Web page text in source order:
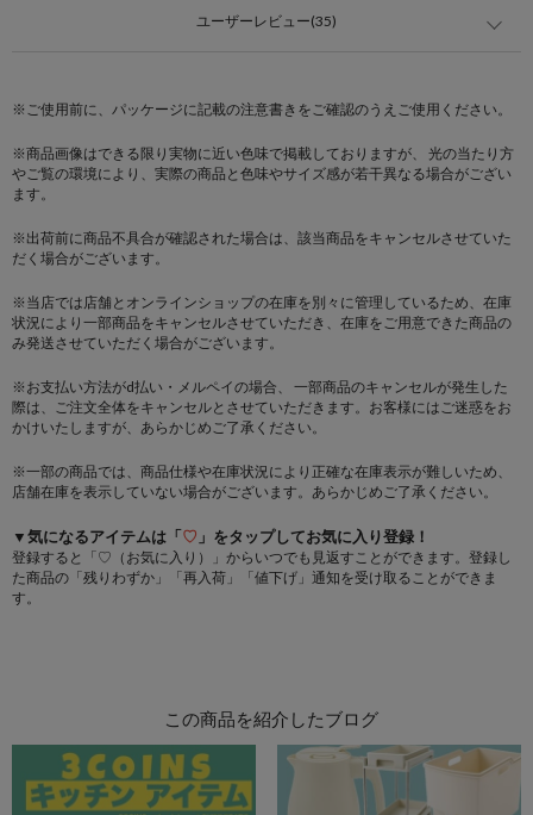
ユーザーレビュー(35)
※ご使用前に、パッケージに記載の注意書きをご確認のうえご使用ください。
※商品画像はできる限り実物に近い色味で掲載しておりますが、 光の当たり方
やご覧の環境により、実際の商品と色味やサイズ感が若干異なる場合がござい
ます。
※出荷前に商品不具合が確認された場合は、該当商品をキャンセルさせていた
だく場合がございます。
※当店では店舗とオンラインショップの在庫を別々に管理しているため、在庫
状況により一部商品をキャンセルさせていただき、在庫をご用意できた商品の
み発送させていただく場合がございます。
※お支払い方法がd払い・メルペイの場合、 一部商品のキャンセルが発生した
際は、ご注文全体をキャンセルとさせていただきます。お客様にはご迷惑をお
かけいたしますが、あらかじめご了承ください。
※一部の商品では、商品仕様や在庫状況により正確な在庫表示が難しいため、
店舗在庫を表示していない場合がございます。あらかじめご了承ください。
▼気になるアイテムは「♡ 」をタップしてお気に入り登録！
登録すると「♡（お気に入り）」からいつでも見返すことができます。登録し
た商品の「残りわずか」「再入荷」「値下げ」通知を受け取ることができま
す。
この商品を紹介したブログ